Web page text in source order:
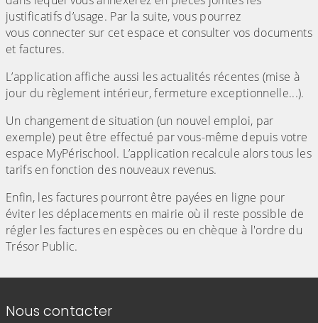
justificatifs d’usage. Par la suite, vous pourrez
vous connecter sur cet espace et consulter vos documents
et factures.
L’application affiche aussi les actualités récentes (mise à
jour du règlement intérieur, fermeture exceptionnelle...).
Un changement de situation (un nouvel emploi, par
exemple) peut être effectué par vous-même depuis votre
espace MyPérischool. L’application recalcule alors tous les
tarifs en fonction des nouveaux revenus.
Enfin, les factures pourront être payées en ligne pour
éviter les déplacements en mairie où il reste possible de
régler les factures en espèces ou en chèque à l'ordre du
Trésor Public.
Informations de contact
Nous contacter